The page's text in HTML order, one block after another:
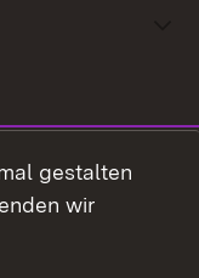
gestalten
wir